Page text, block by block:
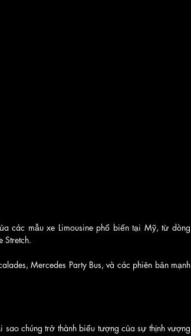
các mẫu xe Limousine phổ biến tại Mỹ, từ dòng
Stretch.
Mercedes Party Bus, và các phiên bản mạnh
sao chúng trở thành biểu tượng của sự thịnh vượng